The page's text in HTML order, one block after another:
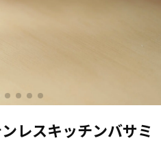
レスキッチンバサミ